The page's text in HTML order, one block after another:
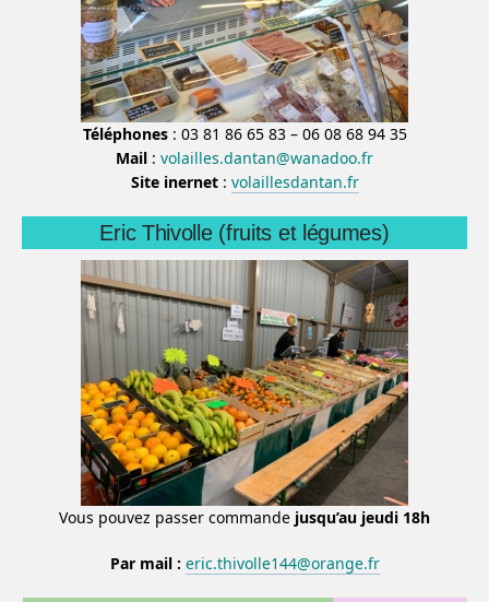
Téléphones: 03 81 86 65 83 – 06 08 68 94 35
Mail : volailles.dantan@wanadoo.fr
Site inernet: volaillesdantan.fr
Eric Thivolle (fruits et légumes)
Vous pouvez passer commande jusqu’au jeudi 18h
Par mail : eric.thivolle144@orange.fr